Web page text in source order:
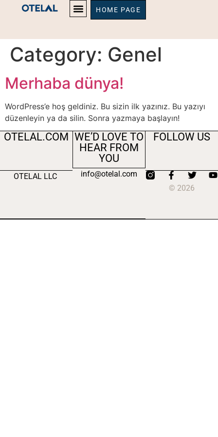
HOME PAGE
Category: Genel
Merhaba dünya!
WordPress’e hoş geldiniz. Bu sizin ilk yazınız. Bu yazıyı
düzenleyin ya da silin. Sonra yazmaya başlayın!
OTELAL.COM
OTELAL LLC
WE’D LOVE TO
HEAR FROM
YOU
info@otelal.com
FOLLOW US
© 2026